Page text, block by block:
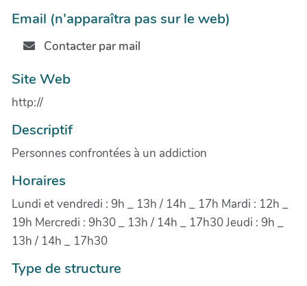
Email (n’apparaîtra pas sur le web)
Contacter par mail
Site Web
http://
Descriptif
Personnes confrontées à un addiction
Horaires
Lundi et vendredi : 9h _ 13h / 14h _ 17h Mardi : 12h _
19h Mercredi : 9h30 _ 13h / 14h _ 17h30 Jeudi : 9h _
13h / 14h _ 17h30
Type de structure